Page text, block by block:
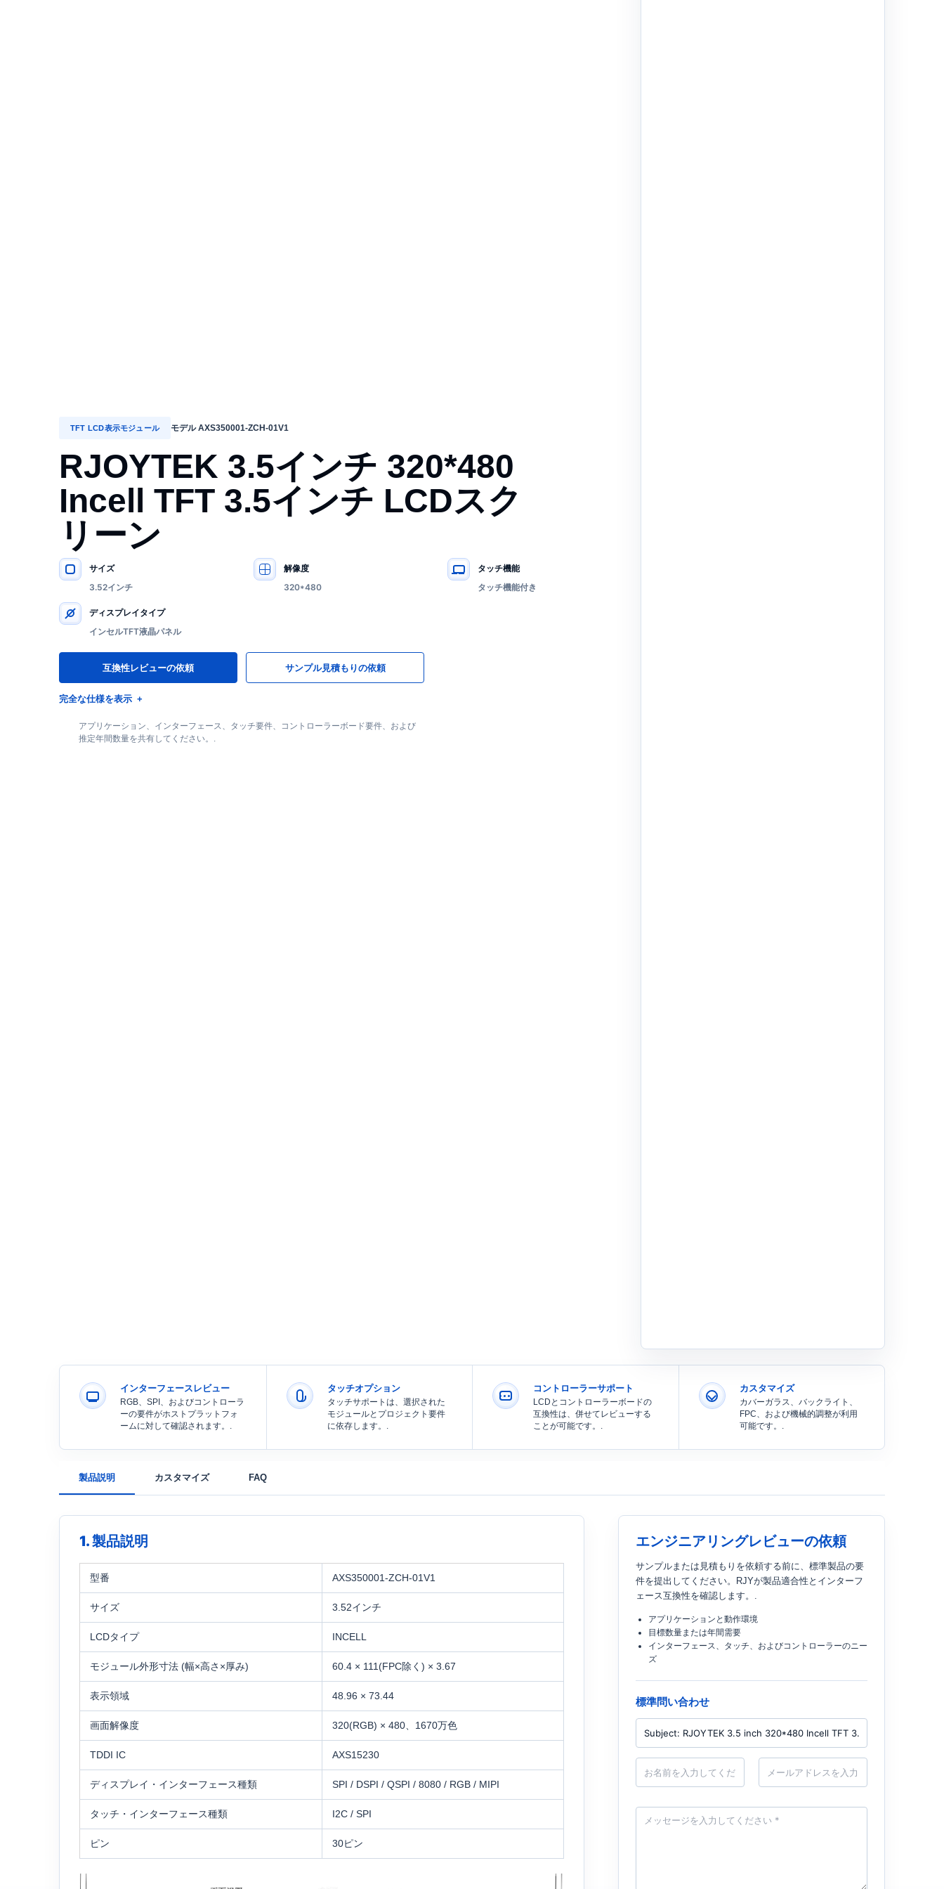
TFT LCD表示モジュール モデル AXS350001-ZCH-01V1
RJOYTEK 3.5インチ 320*480
Incell TFT 3.5インチ LCDスク
リーン
主要仕様
サイズ
3.52インチ
解像度
320*480
タッチ機能
タッチ機能付き
ディスプレイタイプ
インセルTFT液晶パネル
互換性レビューの依頼 サンプル見積もりの依頼
完全な仕様を表示
アプリケーション、インターフェース、タッチ要件、コントローラーボード要件、および
推定年間数量を共有してください。.
インターフェースレビュー
RGB、SPI、およびコントローラ
ーの要件がホストプラットフォ
ームに対して確認されます。.
タッチオプション
タッチサポートは、選択された
モジュールとプロジェクト要件
に依存します。.
コントローラーサポート
LCDとコントローラーボードの
互換性は、併せてレビューする
ことが可能です。.
カスタマイズ
カバーガラス、バックライト、
FPC、および機械的調整が利用
可能です。.
製品説明 カスタマイズ FAQ
1. 製品説明
型番 AXS350001-ZCH-01V1
サイズ 3.52インチ
LCDタイプ INCELL
モジュール外形寸法 (幅×高さ×厚み) 60.4 × 111(FPC除く) × 3.67
表示領域 48.96 × 73.44
画面解像度 320(RGB) × 480、1670万色
TDDI IC AXS15230
ディスプレイ・インターフェース種類 SPI / DSPI / QSPI / 8080 / RGB / MIPI
タッチ・インターフェース種類 I2C / SPI
ピン 30ピン
エンジニアリングレビューの依頼
サンプルまたは見積もりを依頼する前に、標準製品の要
件を提出してください。RJYが製品適合性とインターフ
ェース互換性を確認します。.
アプリケーションと動作環境
目標数量または年間需要
インターフェース、タッチ、およびコントローラーのニー
ズ
標準問い合わせ
製
名
*
メ
ル
メ